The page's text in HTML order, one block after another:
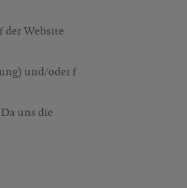
der Website
und/oder f
uns die